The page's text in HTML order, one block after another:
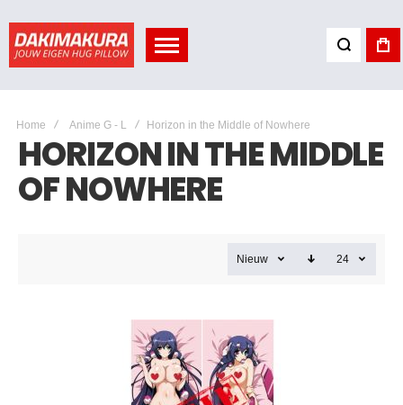
Home Anime G - L Horizon in the Middle of Nowhere
HORIZON IN THE MIDDLE
OF NOWHERE
Nieuw 24